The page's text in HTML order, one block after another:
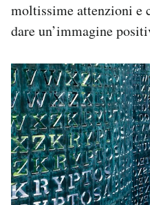
moltissime attenzioni e
dare un’immagine